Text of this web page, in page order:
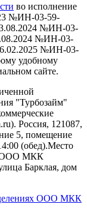
во исполнение
№ИН-03-59-
№ИН-03-
№ИН-03-
№ИН-03-
удобному
сайте.
"Турбозайм"
Россия, 121087,
5, помещение
(обед).Место
ООО МКК
Барклая, дом
ООО МКК